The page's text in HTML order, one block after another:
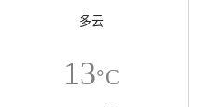
多云
13°C